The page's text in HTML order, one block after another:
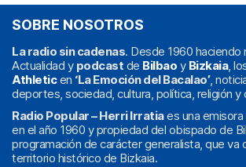
SOBRE NOSOTROS
La radio sin cadenas. Desde 1960 haciendo
Actualidad y podcast de Bilbao y Bizkaia,
Athleticen ‘La Emoción del Bacalao’,
deportes, sociedad, cultura, política, religión y
Radio Popular – Herri Irratiaes una emisora
en el año 1960 y propiedad del obispado de
programación de carácter generalista, que va
territorio histórico de Bizkaia.